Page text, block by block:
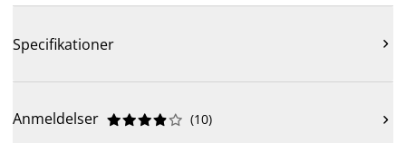
Specifikationer 
Anmeldelser 




 (10) 